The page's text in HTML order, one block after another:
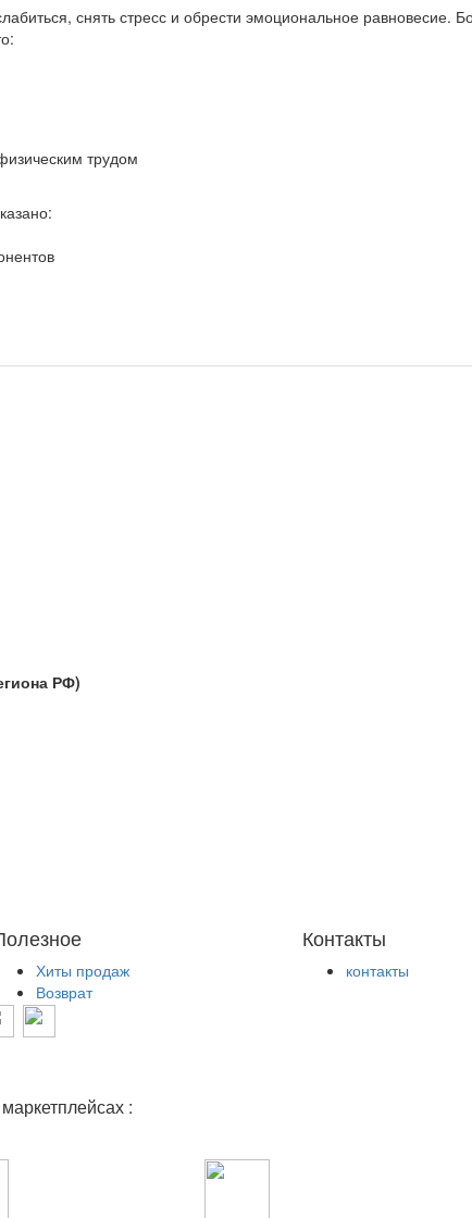
снять стресс и обрести эмоциональное равновесие.
трудом
РФ)
Хиты продаж
Возврат
Контакты
контакты
: